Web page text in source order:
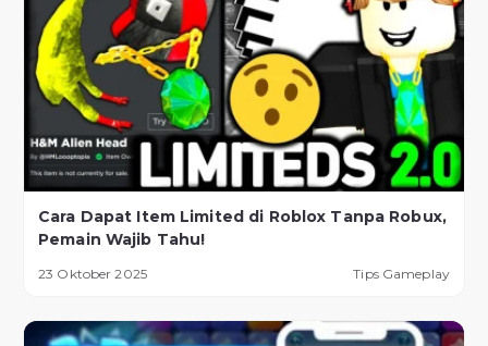
Cara Dapat Item Limited di Roblox Tanpa Robux,
Pemain Wajib Tahu!
23 Oktober 2025 Tips Gameplay